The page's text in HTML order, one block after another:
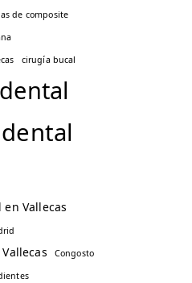
de composite
cirugía bucal
Vallecas
Congosto